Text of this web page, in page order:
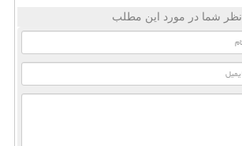
نظر شما در مورد این مطلب